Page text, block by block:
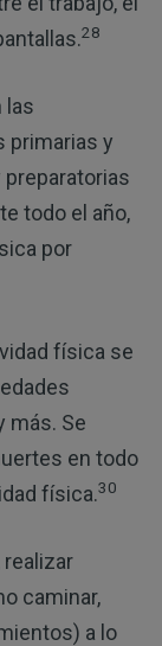
28
las
primarias y
preparatorias
todo el año,
por
física se
más. Se
en todo
física.30
caminar,
a lo